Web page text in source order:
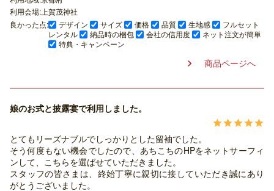
利用会場:上賀茂神社
良かった点:
デザイン サイズ 価格 品質 生地感
フルセット
レンタル
納品時の梱包 会社の信用度
ネット注文が簡単
特典・キャンペーン
 商品ページへ
娘のお式と披露宴で利用しました。

とてもリーズナブルでしっかりとした留袖でした。
そう何度もない機会でしたので、あちこちのHPをネットサーフィ
ンして、こちらを選ばせていただきました。
スタッフの皆さまは、終始丁寧に親切に接していただき誠にあり
がとうございました。